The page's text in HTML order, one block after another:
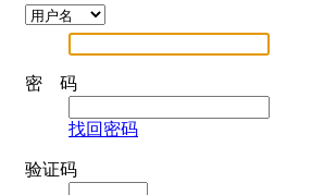
密 码
找回密码
验证码